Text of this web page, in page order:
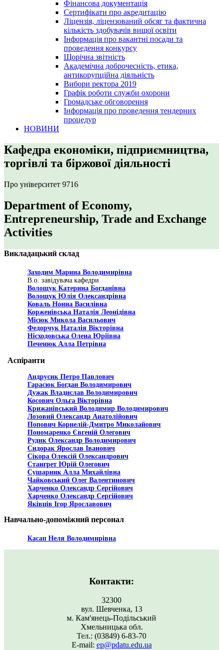
Фінансова документація
Сертифікати про акредитацію
Ліцензія, ліцензований обсяг та фактична
кількість здобувачів вищої освіти
Інформація про вакантні посади та
проведення конкурсу
Щорічна звітність
Академічна доброчесність, етика,
антикорупційна діяльність
Вибори ректора 2019
Графік роботи служби охорони
Громадське обговорення
Інформація про проведення тендерних
процедур
НОВИНИ
Кафедра економіки, підприємництва,
торгівлі та біржової діяльності
Про університет 9716
Department of Economy,
Entrepreneurship, Trade and Exchange
Activities
Викладацький склад
Заходим Марина Володимирівна
В.о. завідувача кафедри
Волощук Катерина Богданівна
Волощук Юлія Олександрівна
Коваль Нонна Василівна
Корженівська Наталія Леонідівна
Місюк Микола Васильович
Федорчук Наталія Вікторівна
Нісходовська Олена Юріївна
Печенюк Алла Петрівна
Аспіранти
Андрусик Петро Павлович
Гарасюк Богдан Володимирович
Дужак Владислав Володимирович
Косович Ольга Вікторівна
Крижанівський Володимир Володимирович
Лозовий Олександр Анатолійович
Попович Корнелій-Дмитро Миколайович
Пономаренко Євгеній Олегович
Рудик Олександр Володимирович
Сидорак Ярослав Іванович
Сікора Олексій Олександрович
Стангрет Юрій Олегович
Сушарник Алла Михайлівна
Чайковський Олег Валентинович
Харченко Олександр Сергійович
Харченко Олександр Сергійович
Яківців Ігор Ярославович
Навчально-допоміжний персонал
Касап Неля Володимирівна
Контакти:
32300
вул. Шевченка, 13
м. Кам'янець-Подільський
Хмельницька обл.
Тел.: (03849) 6-83-70
Е-mail: ep@pdatu.edu.ua